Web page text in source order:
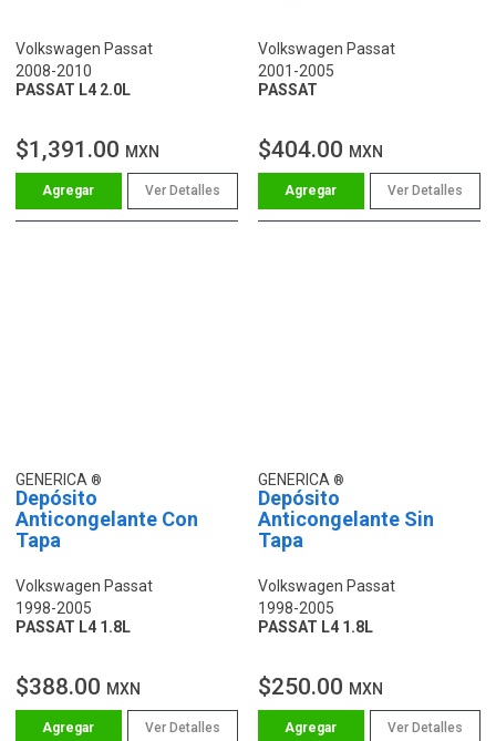
Volkswagen Passat
2008-2010
PASSAT L4 2.0L
$1,391.00 MXN
Ver Detalles
Volkswagen Passat
2001-2005
PASSAT
$404.00 MXN
Ver Detalles
GENERICA
Depósito
Anticongelante Con
Tapa
Volkswagen Passat
1998-2005
PASSAT L4 1.8L
$388.00 MXN
Ver Detalles
GENERICA
Depósito
Anticongelante Sin
Tapa
Volkswagen Passat
1998-2005
PASSAT L4 1.8L
$250.00 MXN
Ver Detalles